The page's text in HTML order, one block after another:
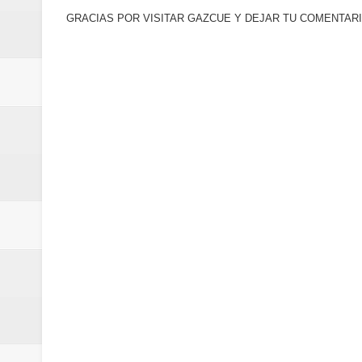
Euromoney reconoce a
GRACIAS POR VISITAR GAZCUE Y DEJAR TU